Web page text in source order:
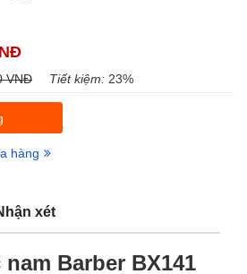
VNĐ Tiết kiệm: 23%
hàng
xét
Barber BX141